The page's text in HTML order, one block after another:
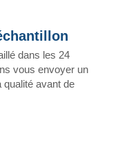
dans les 24
vous envoyer un
qualité avant de